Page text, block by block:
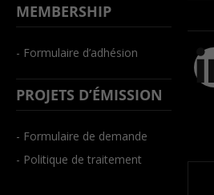
MEMBERSHIP
- Formulaire d’adhésion
PROJETS D’ÉMISSION
- Formulaire de demande
- Politique de traitement